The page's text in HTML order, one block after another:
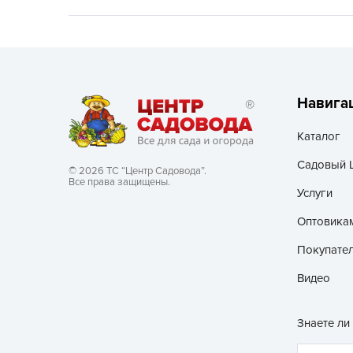
© 2026 ТС “Центр Садовода”.
Все права защищены.
Каталог
Садовый
Услуги
Видео
Знаете